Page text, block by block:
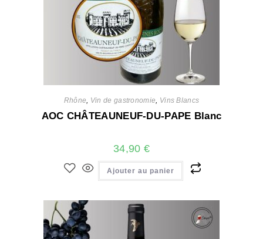
Rhône, Vin de gastronomie, Vins Blancs
AOC CHÂTEAUNEUF-DU-PAPE Blanc
34,90 €
Ajouter au panier